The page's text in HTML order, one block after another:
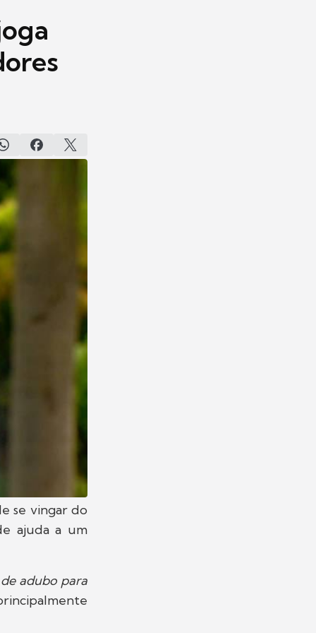
se vingar do
ajuda a um
adubo para